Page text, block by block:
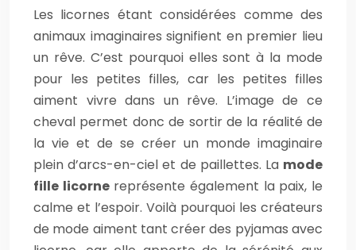
Les licornes étant considérées comme des
animaux imaginaires signifient en premier lieu
un rêve. C’est pourquoi elles sont à la mode
pour les petites filles, car les petites filles
aiment vivre dans un rêve. L’image de ce
cheval permet donc de sortir de la réalité de
la vie et de se créer un monde imaginaire
plein d’arcs-en-ciel et de paillettes. La mode
fille licornereprésente également la paix, le
calme et l’espoir. Voilà pourquoi les créateurs
de mode aiment tant créer des pyjamas avec